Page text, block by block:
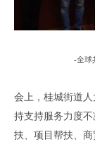
-全球
会上 ， 桂城街道
持支持服务力度
扶、项目帮扶、